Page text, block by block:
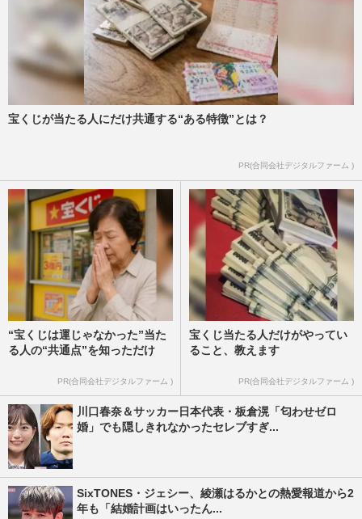
宝くじが当たる人にだけ共通する“ある特徴”とは？
PR(合同会社デジタルファーム )
“宝くじは運じゃなかった”当た
る人の“共通点”を知っただけ
PR(合同会社デジタルファーム )
宝くじ当たる人だけがやってい
ること、教えます
PR(合同会社デジタルファーム )
川口春奈＆サッカー日本代表・板倉滉「匂わせゼロ
婚」でも隠しきれなかったセレブすぎ...
SixTONES・ジェシー、綾瀬はるかとの熱愛報道から2
年も「結婚計画はいったん...